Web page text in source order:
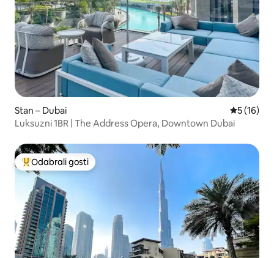
Stan – Dubai Prosječna
5 (16)
Luksuzni 1BR | The Address Opera, Downtown Dubai
Među najviše rangiranima s oznakom „Odabrali gosti”
Odabrali gosti